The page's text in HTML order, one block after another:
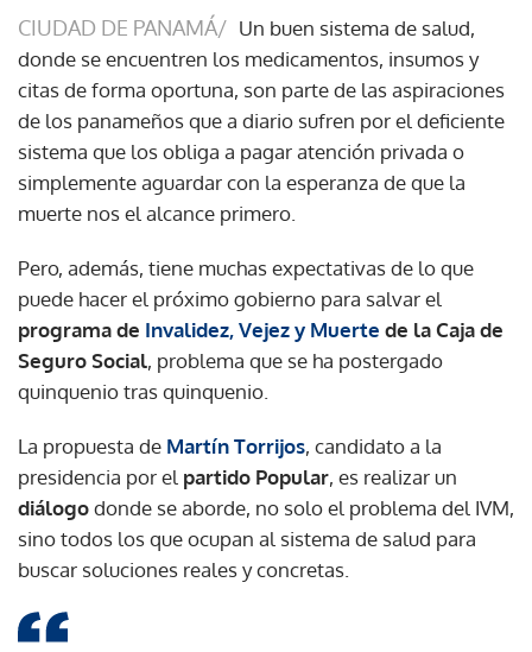
CIUDAD DE PANAMÁ/ Un buen sistema de salud,
donde se encuentren los medicamentos, insumos y
citas de forma oportuna, son parte de las aspiraciones
de los panameños que a diario sufren por el deficiente
sistema que los obliga a pagar atención privada o
simplemente aguardar con la esperanza de que la
muerte nos el alcance primero.
Pero, además, tiene muchas expectativas de lo que
puede hacer el próximo gobierno para salvar el
programa de Invalidez, Vejez y Muerte de la Caja de
Seguro Social, problema que se ha postergado
quinquenio tras quinquenio.
La propuesta de Martín Torrijos, candidato a la
presidencia por el partido Popular, es realizar un
diálogodonde se aborde, no solo el problema del IVM,
sino todos los que ocupan al sistema de salud para
buscar soluciones reales y concretas.